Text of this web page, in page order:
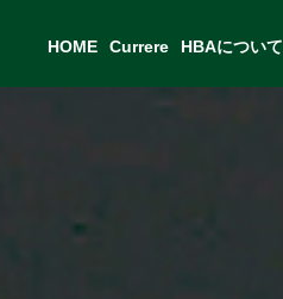
HOME Currere HBAについて